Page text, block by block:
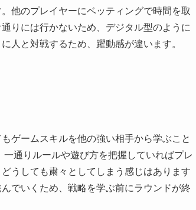
他のプレイヤーにベッティングで時間を取
りには行かないため、デジタル型のように
人と対戦するため、躍動感が違います。
ゲームスキルを他の強い相手から学ぶこと
通りルールや遊び方を把握していればプレ
うしても粛々としてしまう感じはあります
でいくため、戦略を学ぶ前にラウンドが終